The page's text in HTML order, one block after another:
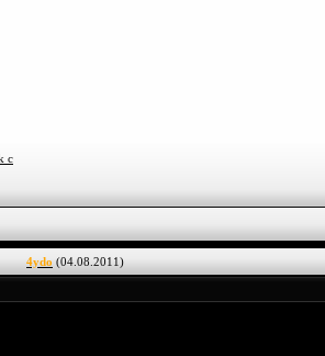
4ydo (04.08.2011)